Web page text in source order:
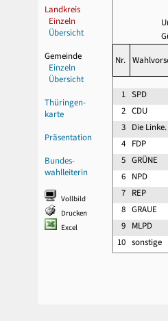
Landkreis
Einzeln
Übersicht
Gemeinde
Einzeln
Übersicht
Thüringen-
karte
Präsentation
Bundes-
wahlleiterin
Vollbild
Drucken
Excel
Nr.
1 SPD
2 CDU
3 Die Linke.
4 FDP
5 GRÜNE
6 NPD
7 REP
8 GRAUE
9 MLPD
10 sonstige